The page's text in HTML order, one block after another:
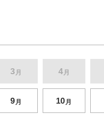
3 月 4 月
9 月 10 月